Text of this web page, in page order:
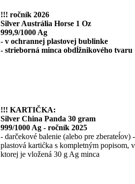
!!! ročník 2026
Silver Austrália Horse 1 Oz
999,9/1000 Ag
- v ochrannej plastovej bublinke
- strieborná minca obdĺžnikového tvaru
!!! KARTIČKA:
Silver China Panda 30 gram
999/1000 Ag - ročník 2025
- darčekové balenie (alebo pre zberateĺov) -
plastová kartićka s kompletným popisom, v
ktorej je vložená 30 g Ag minca